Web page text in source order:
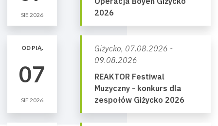
SIE 2026
2026
OD PIĄ.
07
SIE 2026
Giżycko, 07.08.2026 -
09.08.2026
REAKTOR Festiwal
Muzyczny - konkurs dla
zespołów Giżycko 2026